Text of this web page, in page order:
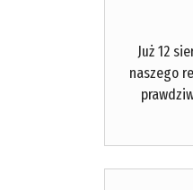
Już 12
naszego